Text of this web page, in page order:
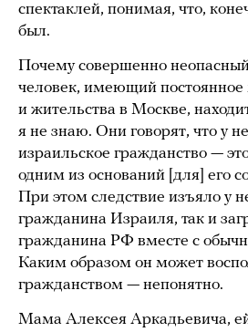
спектаклей, понимая, что,
был.
Почему совершенно
человек, имеющий постоянное
и жительства в Москве,
я не знаю. Они говорят, что у
израильское гражданство —
одним из оснований [для] его
При этом следствие изъяло у
гражданина Израиля, так и
гражданина РФ вместе с
Каким образом он может
гражданством — непонятно.
Мама Алексея Аркадьевича,